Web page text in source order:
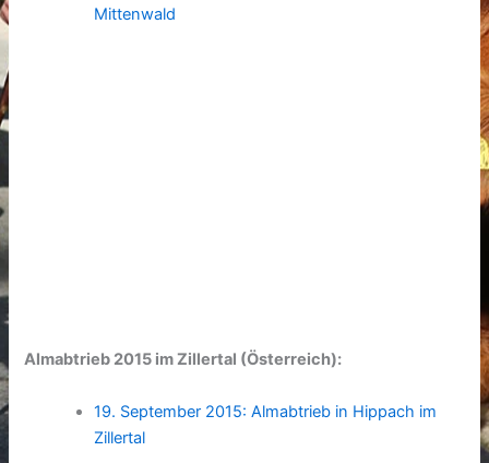
Mittenwald
Almabtrieb 2015 im Zillertal (Österreich):
19. September 2015: Almabtrieb in Hippach im
Zillertal